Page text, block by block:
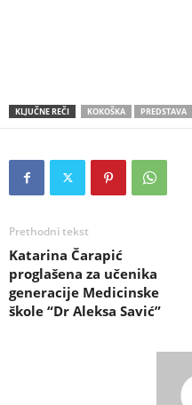
KLJUČNE REČI KOKOŠKA PREDSTAVA
Prethodni tekst
Katarina Čarapić
proglašena za učenika
generacije Medicinske
škole “Dr Aleksa Savić”